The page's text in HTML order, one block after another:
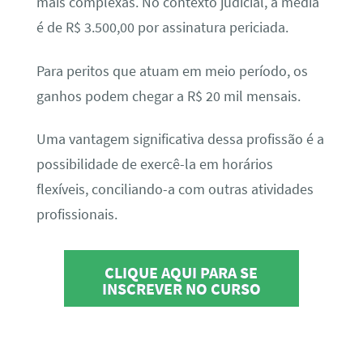
é de R$ 3.500,00 por assinatura periciada.
Para peritos que atuam em meio período, os
ganhos podem chegar a R$ 20 mil mensais.
Uma vantagem significativa dessa profissão é a
possibilidade de exercê-la em horários
flexíveis, conciliando-a com outras atividades
profissionais.
CLIQUE AQUI PARA SE
INSCREVER NO CURSO